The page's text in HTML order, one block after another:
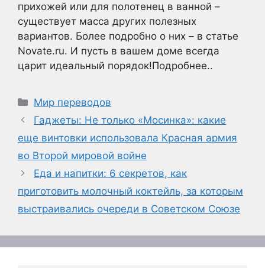
прихожей или для полотенец в ванной –
существует масса других полезных
вариантов. Более подробно о них – в статье
Novate.ru. И пусть в вашем доме всегда
царит идеальный порядок!Подробнее..
Рубрики
Мир переводов
Гаджеты: Не только «Мосинка»: какие
еще винтовки использовала Красная армия
во Второй мировой войне
Еда и напитки: 6 секретов, как
приготовить молочный коктейль, за которым
выстраивались очереди в Советском Союзе